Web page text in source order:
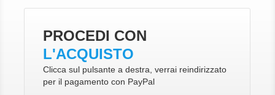
PROCEDI CON
L'ACQUISTO
Clicca sul pulsante a destra, verrai reindirizzato
per il pagamento con PayPal